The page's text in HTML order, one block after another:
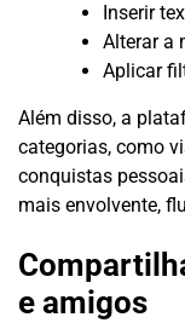
Inserir
Alterar a
Aplicar
Além disso, a
categorias, como
conquistas
mais envolvente,
e amigos